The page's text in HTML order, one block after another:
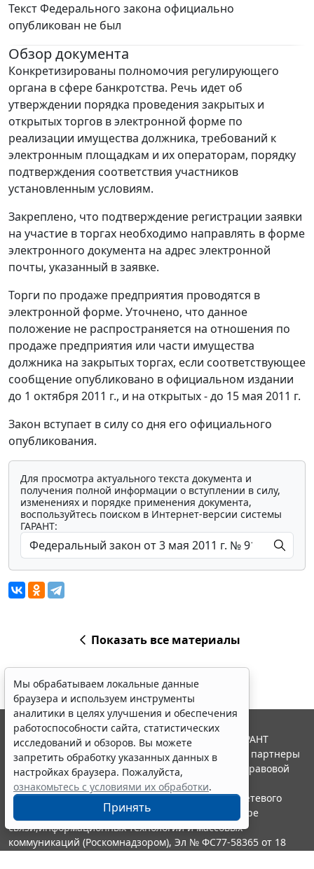
Текст Федерального закона официально
опубликован не был
Обзор документа
Конкретизированы полномочия регулирующего
органа в сфере банкротства. Речь идет об
утверждении порядка проведения закрытых и
открытых торгов в электронной форме по
реализации имущества должника, требований к
электронным площадкам и их операторам, порядку
подтверждения соответствия участников
установленным условиям.
Закреплено, что подтверждение регистрации заявки
на участие в торгах необходимо направлять в форме
электронного документа на адрес электронной
почты, указанный в заявке.
Торги по продаже предприятия проводятся в
электронной форме. Уточнено, что данное
положение не распространяется на отношения по
продаже предприятия или части имущества
должника на закрытых торгах, если соответствующее
сообщение опубликовано в официальном издании
до 1 октября 2011 г., и на открытых - до 15 мая 2011 г.
Закон вступает в силу со дня его официального
опубликования.
Для просмотра актуального текста документа и
получения полной информации о вступлении в силу,
изменениях и порядке применения документа,
воспользуйтесь поиском в Интернет-версии системы
ГАРАНТ:
Показать все материалы
Мы обрабатываем локальные данные
браузера и используем инструменты
аналитики в целях улучшения и обеспечения
работоспособности сайта, статистических
исследований и обзоров. Вы можете
запретить обработку указанных данных в
настройках браузера. Пожалуйста,
ознакомьтесь с условиями их обработки.
Принять
© ООО "НПП "ГАРАНТ-СЕРВИС", 2026. Система ГАРАНТ
выпускается с 1990 года. Компания "Гарант" и ее партнеры
являются участниками Российской ассоциации правовой
информации ГАРАНТ.
Портал ГАРАНТ.РУ зарегистрирован в качестве сетевого
издания Федеральной службой по надзору в сфере
связи,информационных технологий и массовых
коммуникаций (Роскомнадзором), Эл № ФС77-58365 от 18